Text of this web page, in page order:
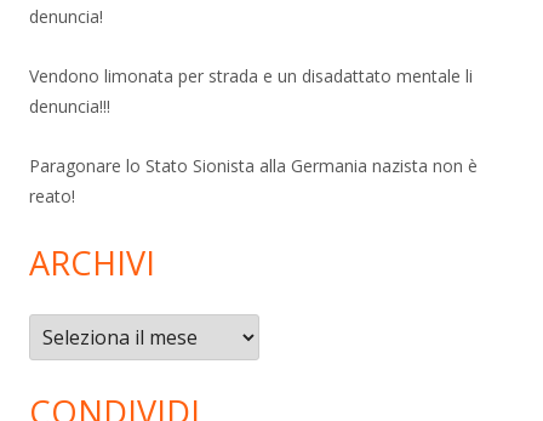
denuncia!
Vendono limonata per strada e un disadattato mentale li
denuncia!!!
Paragonare lo Stato Sionista alla Germania nazista non è
reato!
ARCHIVI
Archivi